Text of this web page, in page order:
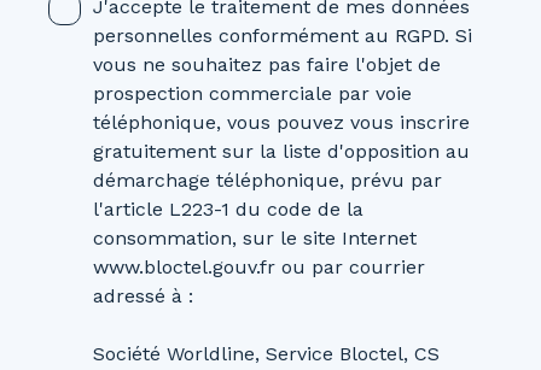
J'accepte le traitement de mes données
personnelles conformément au RGPD. Si
vous ne souhaitez pas faire l'objet de
prospection commerciale par voie
téléphonique, vous pouvez vous inscrire
gratuitement sur la liste d'opposition au
démarchage téléphonique, prévu par
l'article L223-1 du code de la
consommation, sur le site Internet
www.bloctel.gouv.fr ou par courrier
adressé à :
Société Worldline, Service Bloctel, CS